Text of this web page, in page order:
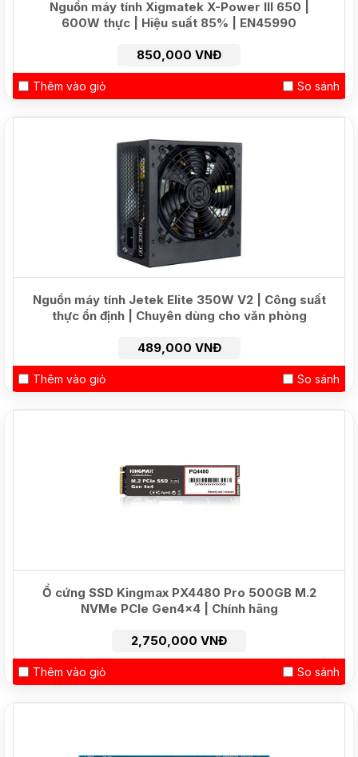
Nguồn máy tính Xigmatek X-Power III 650 |
600W thực | Hiệu suất 85% | EN45990
850,000 VNĐ
Thêm vào giỏ So sánh
Nguồn máy tính Jetek Elite 350W V2 | Công suất
thực ổn định | Chuyên dùng cho văn phòng
489,000 VNĐ
Thêm vào giỏ So sánh
Ổ cứng SSD Kingmax PX4480 Pro 500GB M.2
NVMe PCIe Gen4x4 | Chính hãng
2,750,000 VNĐ
Thêm vào giỏ So sánh